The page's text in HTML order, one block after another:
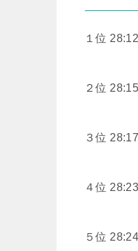
１位
２位
３位
４位
５位